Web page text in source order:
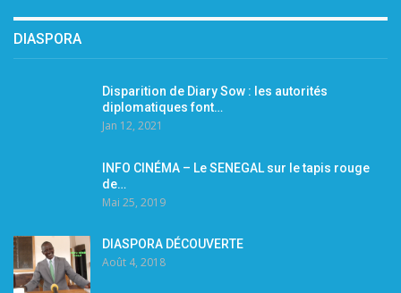
DIASPORA
Disparition de Diary Sow : les autorités
diplomatiques font…
Jan 12, 2021
INFO CINÉMA – Le SENEGAL sur le tapis rouge
de…
Mai 25, 2019
DIASPORA DÉCOUVERTE
Août 4, 2018